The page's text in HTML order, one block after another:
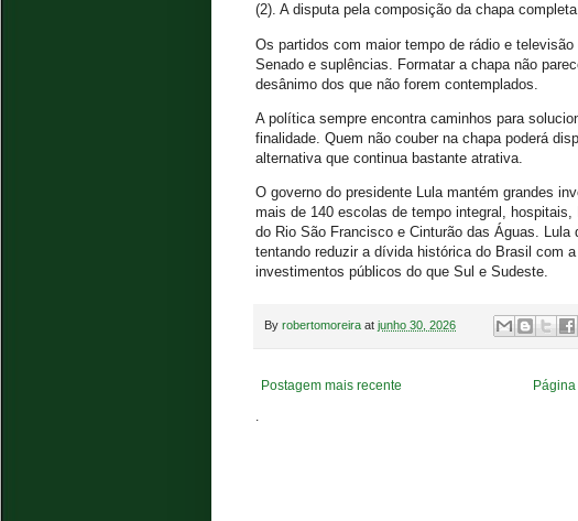
(2). A disputa pela composição da chapa
Os partidos com maior tempo de rádio e
Senado e suplências. Formatar a chapa não
desânimo dos que não forem contemplados.
A política sempre encontra caminhos para
finalidade. Quem não couber na chapa poderá
alternativa que continua bastante atrativa.
O governo do presidente Lula mantém grandes
mais de 140 escolas de tempo integral,
do Rio São Francisco e Cinturão das Águas.
tentando reduzir a dívida histórica do Brasil com
investimentos públicos do que Sul e Sudeste.
By robertomoreira at junho 30, 2026
Postagem mais recente
.